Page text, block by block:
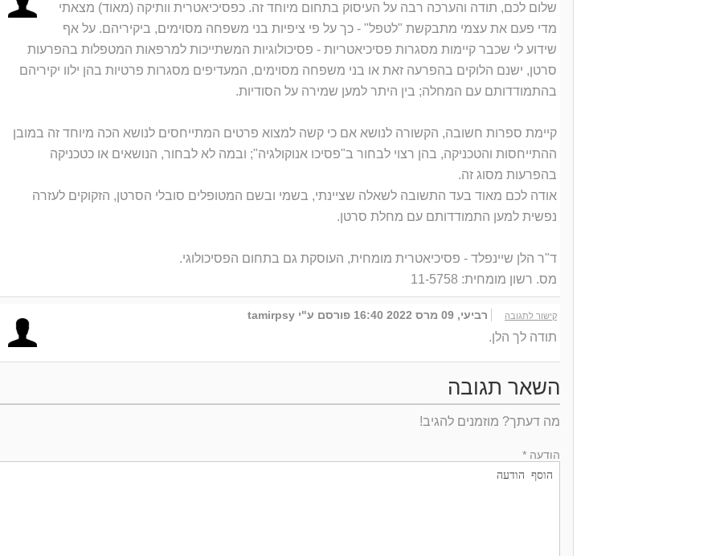
שלום לכם, תודה והערכה רבה על העיסוק בתחום מיוחד זה. כפסיכיאטרית וותיקה (מאוד) מצאתי
מדי פעם את עצמי מתבקשת "לטפל" - כך על פי ציפיות בני משפחה מסוימים, ביקיריהם. על אף
שידוע לי שכבר קיימות מסגרות פסיכיאטריות - פסיכולוגיות המשתייכות למרפאות המטפלות בהפרעות
סרטן, ישנם הלוקים בהפרעה זאת או בני משפחה מסוימים, המעדיפים מסגרות פרטיות בהן ילוו יקיריהם
בהתמודדותם עם המחלה; בין היתר למען שמירה על הסודיות.
קיימת ספרות חשובה, הקשורה לנושא אם כי קשה למצוא פרטים המתייחסים לנושא הכה מיוחד זה במובן
ההתייחסות והטכניקה, בהן רצוי לבחור ב"פסיכו אנוקולגיה"; ובמה לא לבחור, הנושאים או כטכניקה
בהפרעות מסוג זה.
אודה לכם מאוד בעד התשובה לשאלה שציינתי, בשמי ובשם המטופלים סובלי הסרטן, הזקוקים לעזרה
נפשית למען התמודדותם עם מחלת סרטן.
ד"ר הלן שיינפלד - פסיכיאטרית מומחית, העוסקת גם בתחום הפסיכולוגי.
מס. רשון מומחית: 11-5758
קישור לתגובה רביעי, 09 מרס 2022 16:40 פורסם ע"י tamirpsy
תודה לך הלן.
השאר תגובה
מה דעתך? מוזמנים להגיב!
הודעה *